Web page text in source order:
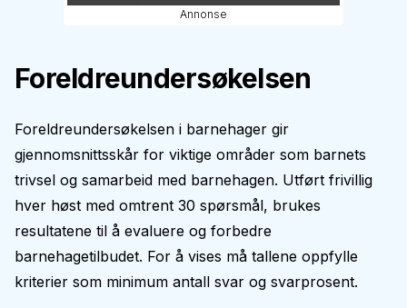
Annonse
Foreldreundersøkelsen
Foreldreundersøkelsen i barnehager gir
gjennomsnittsskår for viktige områder som barnets
trivsel og samarbeid med barnehagen. Utført frivillig
hver høst med omtrent 30 spørsmål, brukes
resultatene til å evaluere og forbedre
barnehagetilbudet. For å vises må tallene oppfylle
kriterier som minimum antall svar og svarprosent.